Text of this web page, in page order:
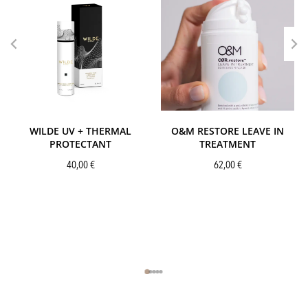
WILDE UV + THERMAL
PROTECTANT
40,00€
O&M RESTORE LEAVE IN
TREATMENT
62,00€